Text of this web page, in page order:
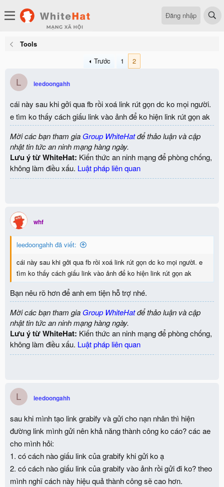
Đăng nhập
Tools
Trước
1 2
L leedoongahh
cái này sau khi gởi qua fb rồi xoá link rút gọn dc ko mọi người.
e tìm ko thấy cách giấu link vào ảnh để ko hiện link rút gọn ak
Mời các bạn tham gia Group WhiteHatđể thảo luận và cập
nhật tin tức an ninh mạng hàng ngày.
Lưu ý từ WhiteHat: Kiến thức an ninh mạng để phòng chống,
không làm điều xấu. Luật pháp liên quan
whf
leedoongahh đã viết:
cái này sau khi gởi qua fb rồi xoá link rút gọn dc ko mọi người. e
tìm ko thấy cách giấu link vào ảnh để ko hiện link rút gọn ak
Bạn nêu rõ hơn để anh em tiện hỗ trợ nhé.
Mời các bạn tham gia Group WhiteHatđể thảo luận và cập
nhật tin tức an ninh mạng hàng ngày.
Lưu ý từ WhiteHat: Kiến thức an ninh mạng để phòng chống,
không làm điều xấu. Luật pháp liên quan
L leedoongahh
sau khi mình tạo link grabify và gửi cho nạn nhân thì hiện
đường link mình gửi nên khả năng thành công ko cáo? các ae
cho mình hỏi:
1. có cách nào giấu link của grabify khi gửi ko ạ
2. có cách nào giấu link của grabify vào ảnh rồi gửi đi ko? theo
mình nghĩ cách này hiệu quả thành công sẽ cao hơn.